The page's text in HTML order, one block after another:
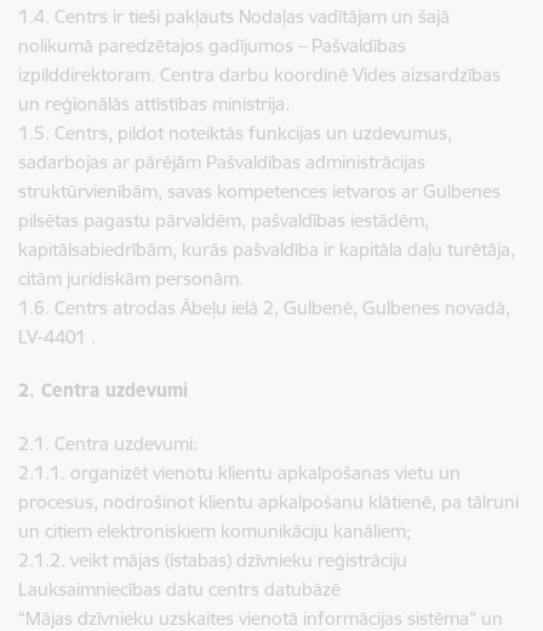
1.4. Centrs ir tieši pakļauts Nodaļas vadītājam un šajā
nolikumā paredzētajos gadījumos – Pašvaldības
izpilddirektoram. Centra darbu koordinē Vides aizsardzības
un reģionālās attīstības ministrija.
1.5. Centrs, pildot noteiktās funkcijas un uzdevumus,
sadarbojas ar pārējām Pašvaldības administrācijas
struktūrvienībām, savas kompetences ietvaros ar Gulbenes
pilsētas pagastu pārvaldēm, pašvaldības iestādēm,
kapitālsabiedrībām, kurās pašvaldība ir kapitāla daļu turētāja,
citām juridiskām personām.
1.6. Centrs atrodas Ābeļu ielā 2, Gulbenē, Gulbenes novadā,
LV-4401 .
2. Centra uzdevumi
2.1. Centra uzdevumi:
2.1.1. organizēt vienotu klientu apkalpošanas vietu un
procesus, nodrošinot klientu apkalpošanu klātienē, pa tālruni
un citiem elektroniskiem komunikāciju kanāliem;
2.1.2. veikt mājas (istabas) dzīvnieku reģistrāciju
Lauksaimniecības datu centrs datubāzē
“Mājas dzīvnieku uzskaites vienotā informācijas sistēma” un